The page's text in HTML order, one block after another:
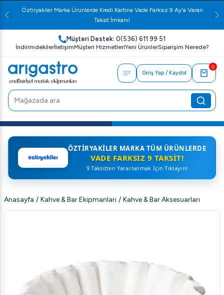
Öztiryakiler Marka Ürünlerde Kredi Kartına Vade Farksız 9 Ay'a Varan
Taksit İmkanı!
Müşteri Destek: 0(536) 611 99 51
İndirimdekilerİletişimMüşteri HizmetleriYeni ÜrünlerSiparişim Nerede?
Giriş Yap / Kaydol
0
ÖZTIRYAKILER MARKA TÜM ÜRÜNLERDE
VADE FARKSIZ 9 TAKSIT!
9 Taksitten Yararlanmak İçin Tıklayın!
Anasayfa / Kahve & Bar Ekipmanları / Kahve & Bar Aksesuarları